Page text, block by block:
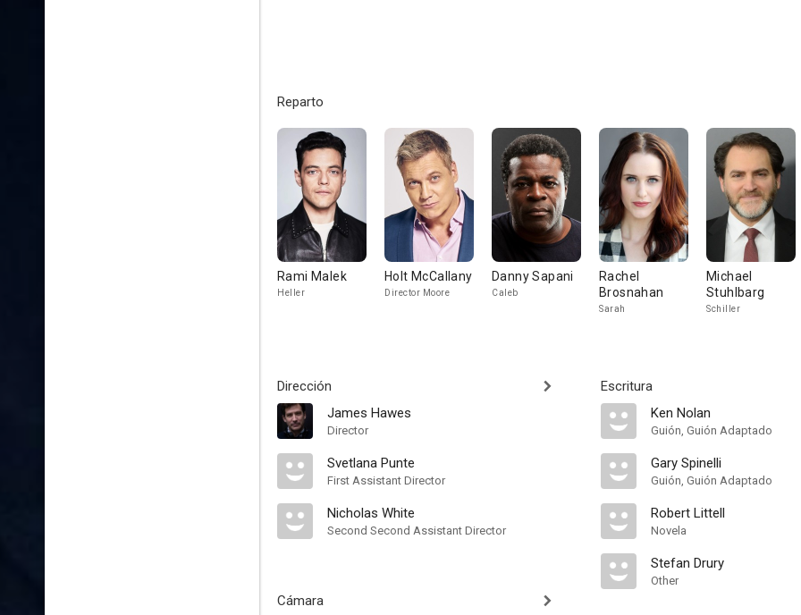
Reparto
Rami Malek
Heller
Holt McCallany
Director Moore
Danny Sapani
Caleb
Rachel
Brosnahan
Sarah
Michael
Stuhlbarg
Schiller
Dirección
James Hawes
Director
Svetlana Punte
First Assistant Director
Nicholas White
Second Second Assistant Director
Cámara
Escritura
Ken Nolan
Guión, Guión Adaptado
Gary Spinelli
Guión, Guión Adaptado
Robert Littell
Novela
Stefan Drury
Other